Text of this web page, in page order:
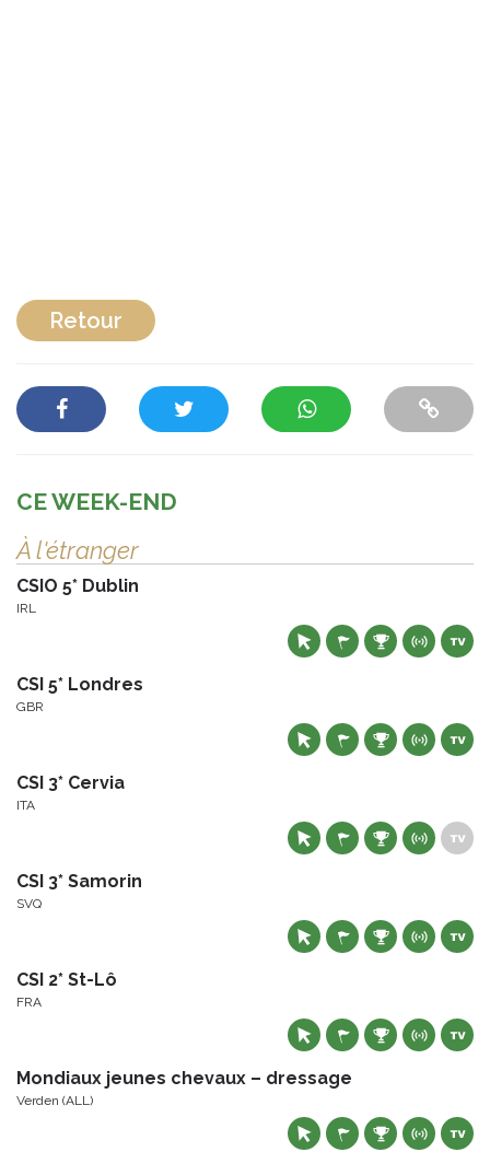
Retour
CE WEEK-END
À l'étranger
CSIO 5* Dublin
IRL
CSI 5* Londres
GBR
CSI 3* Cervia
ITA
CSI 3* Samorin
SVQ
CSI 2* St-Lô
FRA
Mondiaux jeunes chevaux – dressage
Verden (ALL)